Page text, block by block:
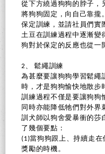
從下方繞過狗狗的脖子，
將狗狗固定，向自己靠攏
保定訓練，並請社員們實
土豆在訓練過程中逐漸變
狗對於保定的反應也從一
2、 鬆繩訓練
為甚麼要讓狗狗學習鬆繩
時，才是狗狗愉快地散步
訓練過程不僅是要讓狗狗
同時亦能降低牠們對外界
訓犬師以狗舍愛暴衝的莎
了幾個要點：
(1)當狗狗跟上、持續走
獎勵的時機。